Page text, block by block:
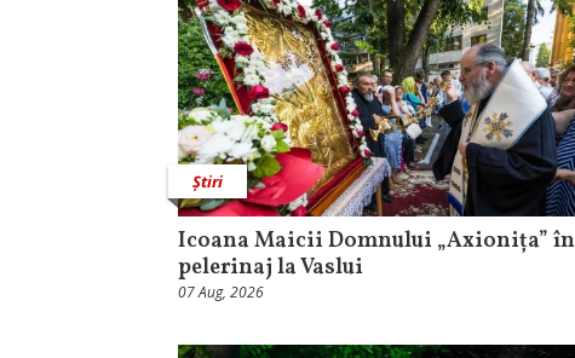
Știri
Icoana Maicii Domnului „Axionița” în
pelerinaj la Vaslui
07 Aug, 2026